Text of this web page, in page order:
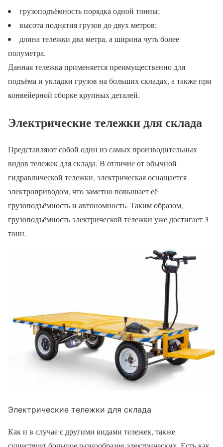
грузоподъёмность порядка одной тонны;
высота поднятия грузов до двух метров;
длина тележки два метра, а ширина чуть более
полуметра.
Данная тележка применяется преимущественно для
подъёма и укладки грузов на больших складах, а также при
конвейерной сборке крупных деталей.
Электрические тележки для склада
Представляют собой один из самых производительных
видов тележек для склада. В отличие от обычной
гидравлической тележки, электрическая оснащается
электроприводом, что заметно повышает её
грузоподъёмность и автономность. Таким образом,
грузоподъёмность электрической тележки уже достигает 3
тонн.
Электрические тележки для склада
Как и в случае с другими видами тележек, также